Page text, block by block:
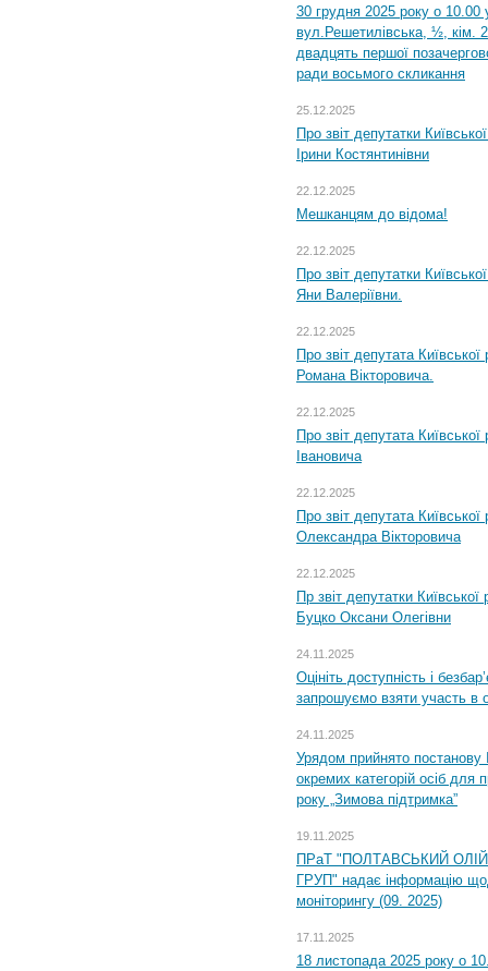
30 грудня 2025 року о 10.00
вул.Решетилівська, ½, кім.
двадцять першої
ради восьмого скликання
25.12.2025
Про звіт депутатки
Ірини Костянтинівни
22.12.2025
Мешканцям до відома!
22.12.2025
Про звіт депутатки
Яни Валеріївни.
22.12.2025
Про звіт депутата
Романа Вікторовича.
22.12.2025
Про звіт депутата
Івановича
22.12.2025
Про звіт депутата
Олександра Вікторовича
22.12.2025
Пр звіт депутатки
Буцко Оксани Олегівни
24.11.2025
Оцініть доступність і
запрошуємо взяти участь в
24.11.2025
Урядом прийнято постанову
окремих категорій осіб для
року „Зимова підтримка”
19.11.2025
ПРаТ "ПОЛТАВСЬКИЙ
ГРУП" надає інформацію
моніторингу (09. 2025)
17.11.2025
18 листопада 2025 року о